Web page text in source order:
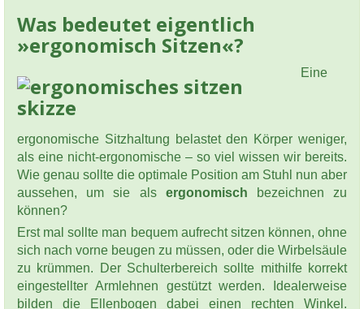
Was bedeutet eigentlich
»ergonomisch Sitzen«?
Eine
ergonomische Sitzhaltung belastet den Körper weniger,
als eine nicht-ergonomische – so viel wissen wir bereits.
Wie genau sollte die optimale Position am Stuhl nun aber
aussehen, um sie als ergonomisch bezeichnen zu
können?
Erst mal sollte man bequem aufrecht sitzen können, ohne
sich nach vorne beugen zu müssen, oder die Wirbelsäule
zu krümmen. Der Schulterbereich sollte mithilfe korrekt
eingestellter Armlehnen gestützt werden. Idealerweise
bilden die Ellenbogen dabei einen rechten Winkel.